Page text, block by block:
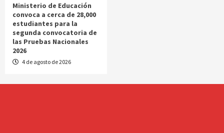
Ministerio de Educación
convoca a cerca de 28,000
estudiantes para la
segunda convocatoria de
las Pruebas Nacionales
2026
4 de agosto de 2026